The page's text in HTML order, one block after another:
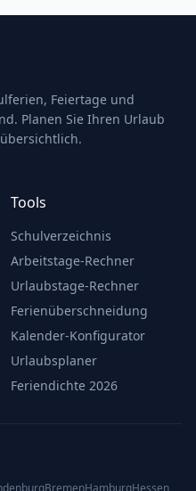
Feiertage und
Planen Sie Ihren Urlaub
Tools
Schulverzeichnis
Arbeitstage-Rechner
Urlaubstage-Rechner
Ferienüberschneidung
Kalender-Konfigurator
Urlaubsplaner
Feriendichte 2026
BremenHamburgHessen